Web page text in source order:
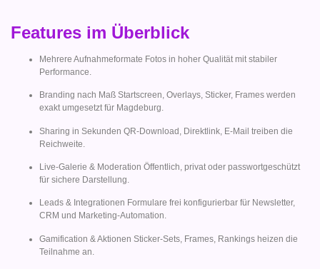
Features im Überblick
Mehrere Aufnahmeformate Fotos in hoher Qualität mit stabiler
Performance.
Branding nach Maß Startscreen, Overlays, Sticker, Frames werden
exakt umgesetzt für Magdeburg.
Sharing in Sekunden QR-Download, Direktlink, E-Mail treiben die
Reichweite.
Live-Galerie & Moderation Öffentlich, privat oder passwortgeschützt
für sichere Darstellung.
Leads & Integrationen Formulare frei konfigurierbar für Newsletter,
CRM und Marketing-Automation.
Gamification & Aktionen Sticker-Sets, Frames, Rankings heizen die
Teilnahme an.